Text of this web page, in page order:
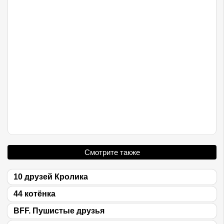
Смотрите также
10 друзей Кролика
44 котёнка
BFF. Пушистые друзья